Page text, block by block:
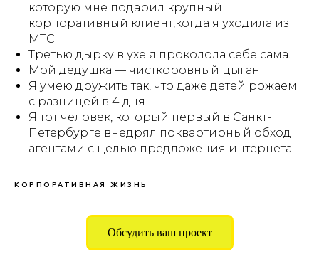
которую мне подарил крупный
корпоративный клиент,когда я уходила из
МТС.
Третью дырку в ухе я проколола себе сама.
Мой дедушка — чисткоровный цыган.
Я умею дружить так, что даже детей рожаем
с разницей в 4 дня
Я тот человек, который первый в Санкт-
Петербурге внедрял поквартирный обход
агентами с целью предложения интернета.
КОРПОРАТИВНАЯ ЖИЗНЬ
Обсудить ваш проект